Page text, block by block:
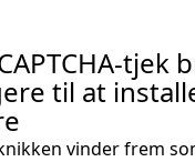
tjek
til at
vinder frem